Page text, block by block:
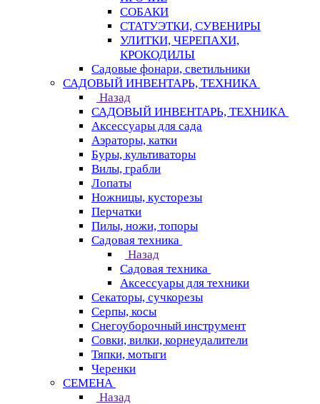
СОБАКИ
СТАТУЭТКИ, СУВЕНИРЫ
УЛИТКИ, ЧЕРЕПАХИ,
КРОКОДИЛЫ
Садовые фонари, светильники
САДОВЫЙ ИНВЕНТАРЬ, ТЕХНИКА
Назад
САДОВЫЙ ИНВЕНТАРЬ, ТЕХНИКА
Аксессуары для сада
Аэраторы, катки
Буры, культиваторы
Вилы, грабли
Лопаты
Ножницы, кусторезы
Перчатки
Пилы, ножи, топоры
Садовая техника
Назад
Садовая техника
Аксессуары для техники
Секаторы, сучкорезы
Серпы, косы
Снегоуборочный инструмент
Совки, вилки, корнеудалители
Тяпки, мотыги
Черенки
СЕМЕНА
Назад